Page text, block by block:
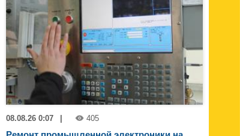
08.08.26 0:07 405